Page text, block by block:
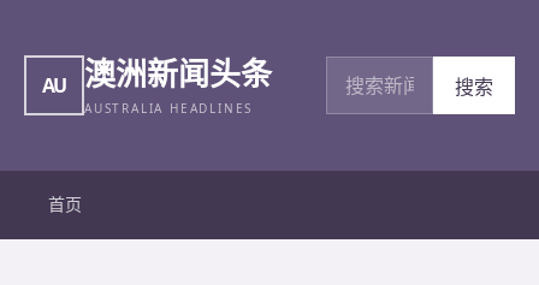
AU 澳洲新闻头条
AUSTRALIA HEADLINES
搜索新闻
搜索
首页